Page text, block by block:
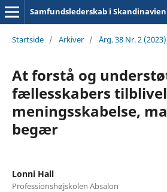
Samfundslederskab i Skandinavien
Startside / Arkiver / Årg. 38 Nr. 2 (2023)
At forstå og
fællesskabers
meningsskabelse,
begær
Lonni Hall
Professionshøjskolen Absalon